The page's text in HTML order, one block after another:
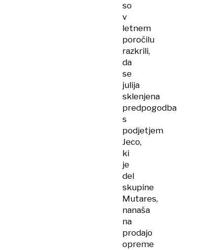
so
v
letnem
poročilu
razkrili,
da
se
julija
sklenjena
predpogodba
s
podjetjem
Jeco,
ki
je
del
skupine
Mutares,
nanaša
na
prodajo
opreme